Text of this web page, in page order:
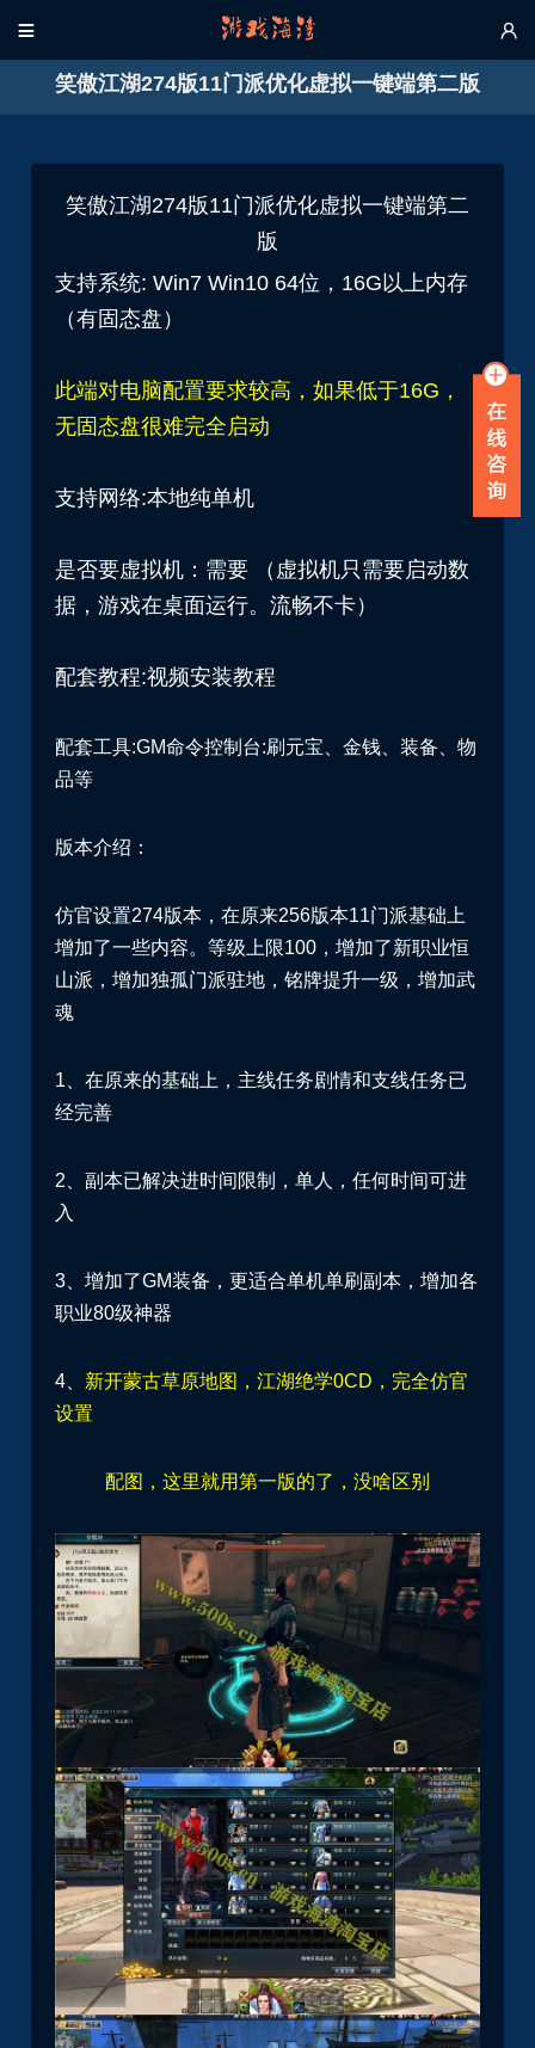
 
笑傲江湖274版11门派优化虚拟一键端第二版
笑傲江湖274版11门派优化虚拟一键端第二
版
支持系统: Win7 Win10 64位，16G以上内存
（有固态盘）
此端对电脑配置要求较高，如果低于16G，
无固态盘很难完全启动
支持网络:本地纯单机
是否要虚拟机：需要 （ 虚拟机只需要启动数
据，游戏在桌面运行。流畅不卡）
配套教程:视频安装教程
配套工具:GM命令控制台:刷元宝、金钱、装备、物
品等
版本介绍：
仿官设置274版本，在原来256版本11门派基础上
增加了一些内容。等级上限100，增加了新职业恒
山派，增加独孤门派驻地，铭牌提升一级，增加武
魂
1、在原来的基础上，主线任务剧情和支线任务已
经完善
2、副本已解决进时间限制，单人，任何时间可进
入
3、增加了GM装备，更适合单机单刷副本，增加各
职业80级神器
4、 新开蒙古草原地图，江湖绝学0CD，完全仿官
设置
配图，这里就用第一版的了，没啥区别